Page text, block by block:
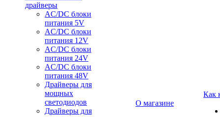
драйверы
AC/DC блоки
питания 5V
AC/DC блоки
питания 12V
AC/DC блоки
питания 24V
AC/DC блоки
питания 48V
Драйверы для
мощных
светодиодов
Драйверы для
О магазине
Как